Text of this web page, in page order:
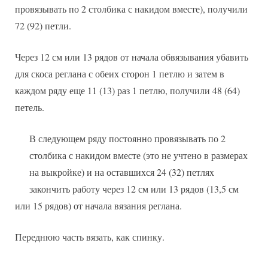
провязывать по 2 столбика с накидом вместе), получили
72 (92) петли.
Через 12 см или 13 рядов от начала обвязывания убавить
для скоса реглана с обеих сторон 1 петлю и затем в
каждом ряду еще 11 (13) раз 1 петлю, получили 48 (64)
петель.
В следующем ряду постоянно провязывать по 2
столбика с накидом вместе (это не учтено в размерах
на выкройке) и на оставшихся 24 (32) петлях
закончить работу через 12 см или 13 рядов (13,5 см
или 15 рядов) от начала вязания реглана.
Переднюю часть вязать, как спинку.